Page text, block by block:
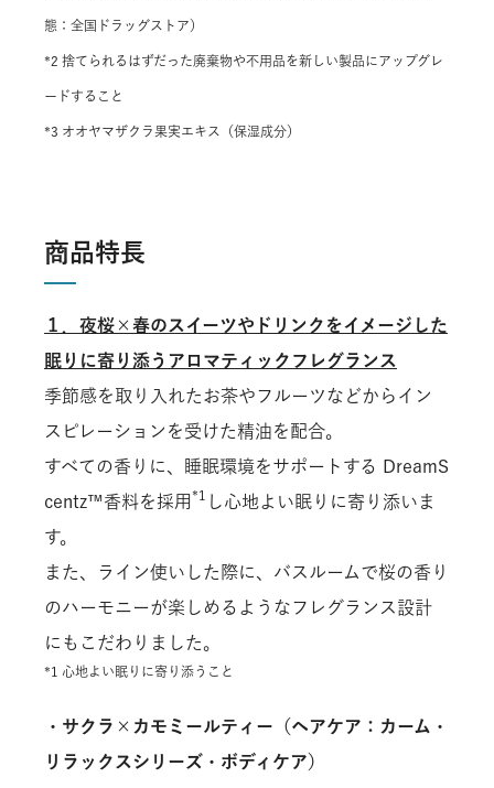
態：全国ドラッグストア）
*2 捨てられるはずだった廃棄物や不用品を新しい製品にアップグレ
ードすること
*3 オオヤマザクラ果実エキス（保湿成分）
商品特長
１．夜桜×春のスイーツやドリンクをイメージした
眠りに寄り添うアロマティックフレグランス
季節感を取り入れたお茶やフルーツなどからイン
スピレーションを受けた精油を配合。
すべての香りに、睡眠環境をサポートする DreamS
centz™香料を採用 *1
し心地よい眠りに寄り添いま
す。
また、ライン使いした際に、バスルームで桜の香り
のハーモニーが楽しめるようなフレグランス設計
にもこだわりました。
*1 心地よい眠りに寄り添うこと
・サクラ×カモミールティー（ヘアケア：カーム・
リラックスシリーズ・ボディケア）